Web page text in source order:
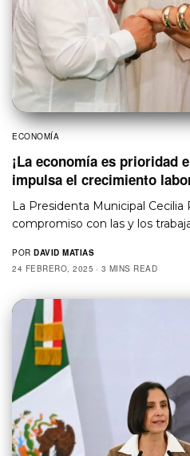
ECONOMÍA
¡La economía es prioridad
impulsa el crecimiento
La Presidenta Municipal
compromiso con las y los
POR DAVID MATIAS
24 FEBRERO, 2025
3 MINS READ